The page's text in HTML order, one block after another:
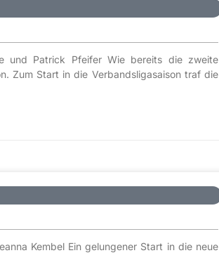
und Patrick Pfeifer Wie bereits die zweite
Zum Start in die Verbandsligasaison traf die
Kembel Ein gelungener Start in die neue